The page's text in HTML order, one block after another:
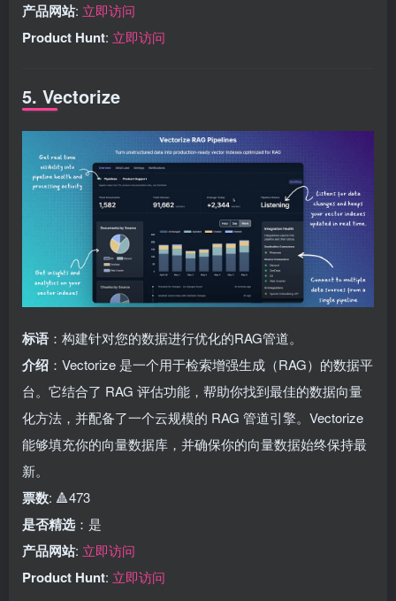
产品网站: 立即访问
Product Hunt: 立即访问
5. Vectorize
标语 ：构建针对您的数据进行优化的RAG管道。
介绍 ：Vectorize 是一个用于检索增强生成（RAG）的数据平
台。它结合了 RAG 评估功能，帮助你找到最佳的数据向量
化方法，并配备了一个云规模的 RAG 管道引擎。Vectorize
能够填充你的向量数据库，并确保你的向量数据始终保持最
新。
票数: 🔺473
是否精选 ：是
产品网站: 立即访问
Product Hunt: 立即访问